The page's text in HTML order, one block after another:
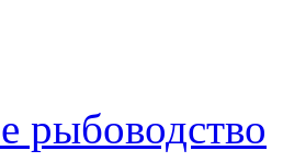
рыбоводство